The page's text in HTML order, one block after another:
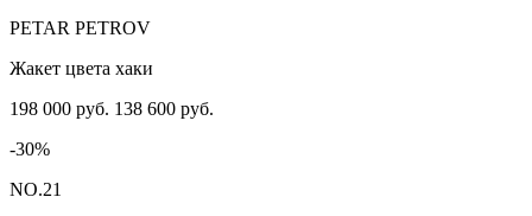
PETAR PETROV
Жакет цвета хаки
198 000 руб. 138 600 руб.
-30%
NO.21